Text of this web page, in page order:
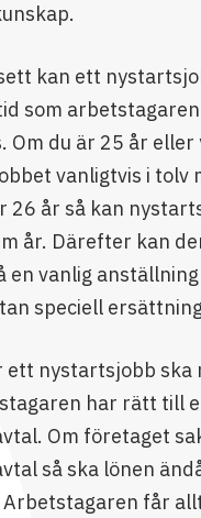
kan ett
som
Om du är 25 år eller
vanligtvis i tolv
26 år så kan
år. Därefter kan
en vanlig
speciell
ett nystartsjobb ska
har rätt till
Om företaget
så ska lönen
Arbetstagaren får